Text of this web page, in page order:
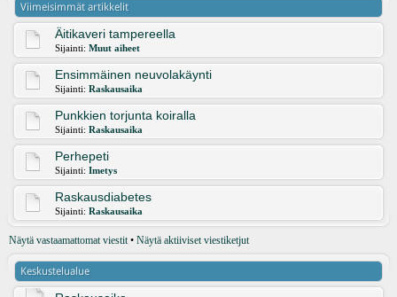
Viimeisimmät artikkelit
Äitikaveri tampereella
Sijainti: Muut aiheet
Ensimmäinen neuvolakäynti
Sijainti: Raskausaika
Punkkien torjunta koiralla
Sijainti: Raskausaika
Perhepeti
Sijainti: Imetys
Raskausdiabetes
Sijainti: Raskausaika
Näytä vastaamattomat viestit• Näytä aktiiviset viestiketjut
Keskustelualue